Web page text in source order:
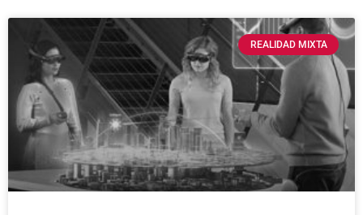
REALIDAD MIXTA